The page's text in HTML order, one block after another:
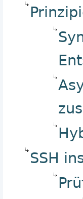
SSH